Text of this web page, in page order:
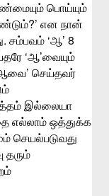
பொய்யும்
?’ என நான்
. சம்பவம் ‘ஆ’ 8
‘ஆ’வையும்
’ செய்தவர்
இல்லையா
எல்லாம் ஒத்துக்க
செயல்படுவது
தரும்